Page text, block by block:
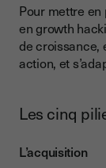
Pour mettre
en growth
de croissance,
action, et
Les cinq
L’acquisition